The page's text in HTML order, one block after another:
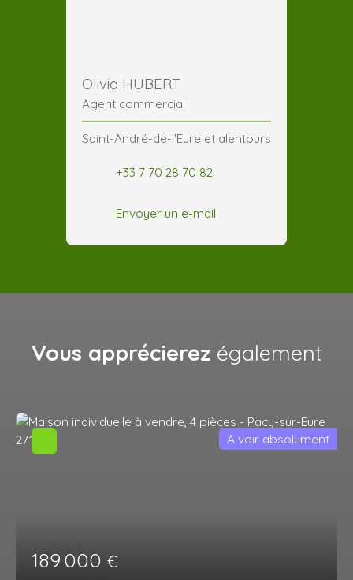
Olivia HUBERT
Agent commercial
Saint-André-de-l'Eure et alentours
+33 7 70 28 70 82
Envoyer un e-mail
Vous apprécierez également
189 000 €
A voir absolument